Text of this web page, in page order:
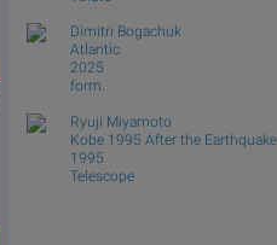
Dimitri Bogachuk
Atlantic
2025
form.
Ryuji Miyamoto
Kobe 1995 After the Earthquake
1995
Telescope